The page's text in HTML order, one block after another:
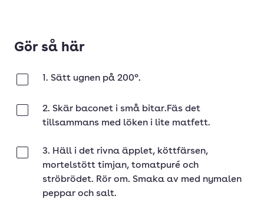
Gör så här
1. Sätt ugnen på 200°.
2. Skär baconet i små bitar.Fäs det
tillsammans med löken i lite matfett.
3. Häll i det rivna äpplet, köttfärsen,
mortelstött timjan, tomatpuré och
ströbrödet. Rör om. Smaka av med nymalen
peppar och salt.